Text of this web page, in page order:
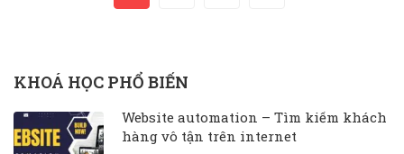
KHOÁ HỌC PHỔ BIẾN
Website automation – Tìm kiếm khách
hàng vô tận trên internet